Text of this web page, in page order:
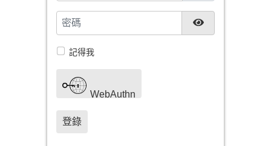
密碼 顯示密碼
記得我
WebAuthn
登錄